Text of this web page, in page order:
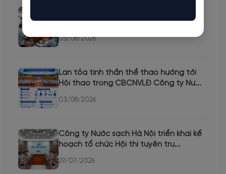
kết công tác 6 tháng đầu năm, triể...
05/08/2026
Lan tỏa tinh thần thể thao hướng tới
Hội thao trong CBCNVLĐ Công ty Nư...
03/08/2026
Công ty Nước sạch Hà Nội triển khai kế
hoạch tổ chức Hội thi tuyên tru...
29/07/2026